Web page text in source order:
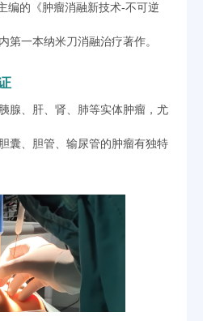
编的《肿瘤消融新技术-不可逆
第一本纳米刀消融治疗著作。
腺、肝、肾、肺等实体肿瘤，尤
囊、胆管、输尿管的肿瘤有独特